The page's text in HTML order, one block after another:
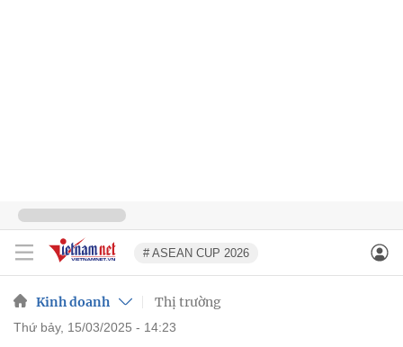
# ASEAN CUP 2026
Kinh doanh Thị trường
thứ bảy, 15/03/2025 - 14:23